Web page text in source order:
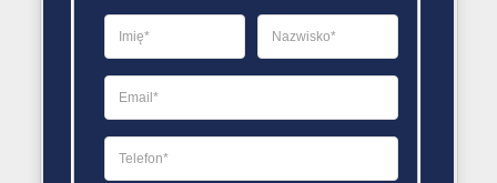
PORÓWNYWARKA OFERT GAZU